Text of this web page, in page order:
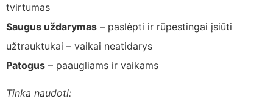
tvirtumas
Saugus uždarymas – paslėpti ir rūpestingai įsiūti
užtrauktukai – vaikai neatidarys
Patogus – paaugliams ir vaikams
Tinka naudoti: